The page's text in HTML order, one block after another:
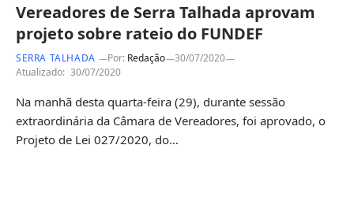
Vereadores de Serra Talhada aprovam
projeto sobre rateio do FUNDEF
SERRA TALHADA Por: Redação
30/07/2020
Atualizado: 30/07/2020
Na manhã desta quarta-feira (29), durante sessão
extraordinária da Câmara de Vereadores, foi aprovado, o
Projeto de Lei 027/2020, do…